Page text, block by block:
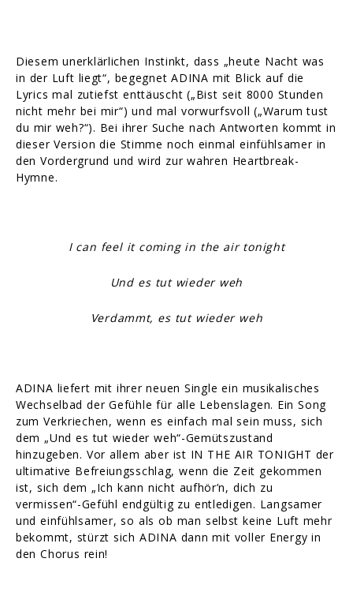
Diesem unerklärlichen Instinkt, dass „heute Nacht was
in der Luft liegt“, begegnet ADINA mit Blick auf die
Lyrics mal zutiefst enttäuscht („Bist seit 8000 Stunden
nicht mehr bei mir“) und mal vorwurfsvoll („Warum tust
du mir weh?“). Bei ihrer Suche nach Antworten kommt in
dieser Version die Stimme noch einmal einfühlsamer in
den Vordergrund und wird zur wahren Heartbreak-
Hymne.
I can feel it coming in the air tonight
Und es tut wieder weh
Verdammt, es tut wieder weh
ADINA liefert mit ihrer neuen Single ein musikalisches
Wechselbad der Gefühle für alle Lebenslagen. Ein Song
zum Verkriechen, wenn es einfach mal sein muss, sich
dem „Und es tut wieder weh“-Gemütszustand
hinzugeben. Vor allem aber ist IN THE AIR TONIGHT der
ultimative Befreiungsschlag, wenn die Zeit gekommen
ist, sich dem „Ich kann nicht aufhör’n, dich zu
vermissen“-Gefühl endgültig zu entledigen. Langsamer
und einfühlsamer, so als ob man selbst keine Luft mehr
bekommt, stürzt sich ADINA dann mit voller Energy in
den Chorus rein!